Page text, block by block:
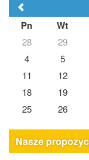
Pn Wt
28 29
4
5
11
12
18
19
25
26
Nasze